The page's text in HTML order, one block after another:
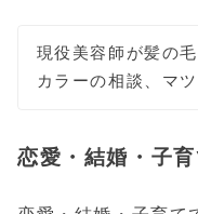
現役美容師が髪の
カラーの相談、マ
恋愛・結婚・子育